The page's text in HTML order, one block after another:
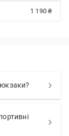
1 190 ₴